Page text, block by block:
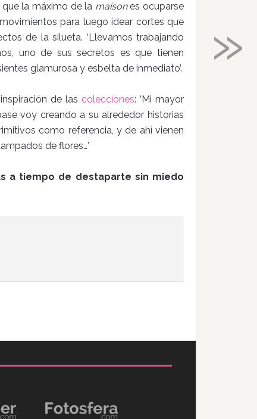
la máximo de la maisones ocuparse
para luego idear cortes que
de la silueta. ‘Llevamos trabajando
uno de sus secretos es que tienen
glamurosa y esbelta de inmediato’.
de las colecciones: ‘Mi mayor
voy creando a su alrededor historias
como referencia, y de ahí vienen
de flores…’
a tiempo de destaparte sin miedo
»